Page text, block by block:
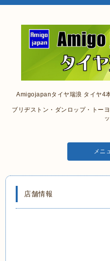
Amigojapanタイヤ瑞浪 タイヤ4
ブリヂストン・ダンロップ・トー
メニ
店舗情報